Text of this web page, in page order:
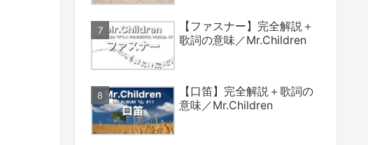
【ファスナー】完全解説＋
歌詞の意味／Mr.Children
【口笛】完全解説＋歌詞の
意味／Mr.Children